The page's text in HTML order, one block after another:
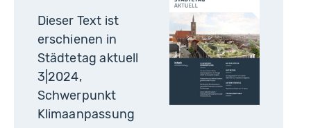
Dieser Text ist
erschienen in
Städtetag aktuell
3|2024,
Schwerpunkt
Klimaanpassung